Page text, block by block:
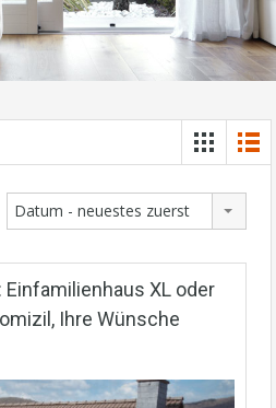
Datum - neuestes zuerst
Einfamilienhaus XL oder
Ihre Wünsche